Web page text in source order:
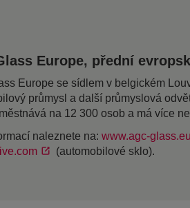
Europe, přední
Europe se sídlem v belgickém
průmysl a další průmyslová
na 12 300 osob a má více
naleznete na: www.agc-glass.eu
(automobilové sklo).